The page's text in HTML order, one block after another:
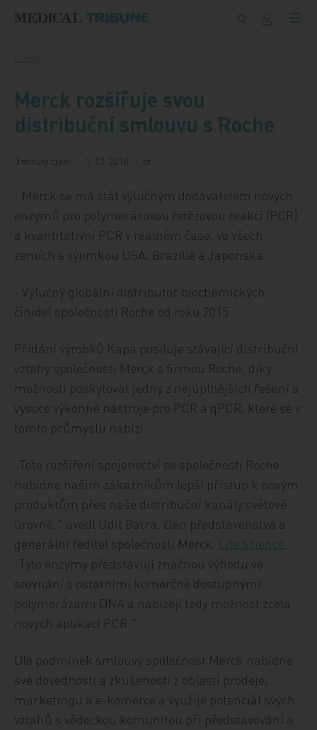
Merck rozšiřuje svou
distribuční smlouvu s Roche
3 minuty čtení 1. 12. 2016 tz
- Merck se má stát výlučným dodavatelem nových
enzymů pro polymerázovou řetězovou reakci (PCR)
a kvantitativní PCR v reálném čase, ve všech
zemích s výjimkou USA, Brazílie a Japonska
- Výlučný globální distributor biochemických
činidel společnosti Roche od roku 2015
Přidání výrobků Kapa posiluje stávající distribuční
vztahy společnosti Merck s firmou Roche, díky
možnosti poskytovat jedny z nejúplnějších řešení a
vysoce výkonné nástroje pro PCR a qPCR, které se v
tomto průmyslu nabízí.
„Toto rozšíření spojenectví se společností Roche
nabídne našim zákazníkům lepší přístup k novým
produktům přes naše distribuční kanály světové
úrovně," uvedl Udit Batra, člen představenstva a
generální ředitel společnosti Merck, Life Science
„Tyto enzymy představují značnou výhodu ve
srovnání s ostatními komerčně dostupnými
polymerázami DNA a nabízejí tedy možnost zcela
nových aplikací PCR."
Dle podmínek smlouvy společnost Merck nabídne
své dovednosti a zkušenosti z oblasti prodeje,
marketingu a e-komerce a využije potenciál svých
vztahů s vědeckou komunitou při představování a